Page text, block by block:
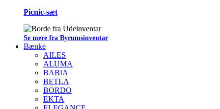
Picnic-sæt
Se mere fra Byrumsinventar
Bænke
AILES
ALUMA
BABIA
BETLA
BORDO
EKTA